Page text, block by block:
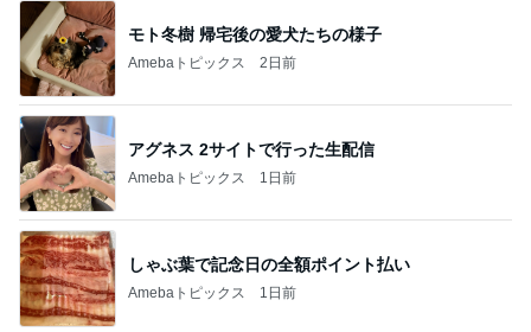
モト冬樹 帰宅後の愛犬たちの様子
Amebaトピックス 2日前
アグネス 2サイトで行った生配信
Amebaトピックス 1日前
しゃぶ葉で記念日の全額ポイント払い
Amebaトピックス 1日前